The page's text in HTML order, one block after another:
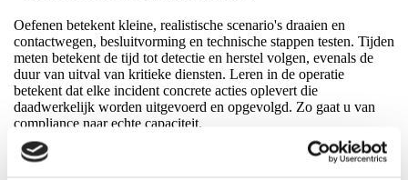
Oefenen betekent kleine, realistische scenario's draaien en
contactwegen, besluitvorming en technische stappen testen. Tijden
meten betekent de tijd tot detectie en herstel volgen, evenals de
duur van uitval van kritieke diensten. Leren in de operatie
betekent dat elke incident concrete acties oplevert die
daadwerkelijk worden uitgevoerd en opgevolgd. Zo gaat u van
compliance naar echte capaciteit.